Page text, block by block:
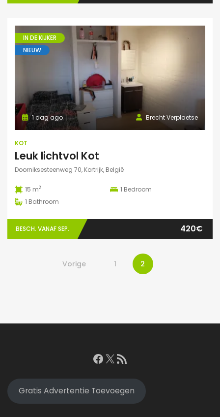
IN DE KIJKER
NIEUW
Brecht Verplaetse
1 dag ago
KOT
Leuk lichtvol Kot
Doorniksesteenweg 70, Kortrijk, België
15 m2 1 Bedroom
1 Bathroom
BESCH. VANAF SEP. 420€
Vorige 1 2
Facebook
X RSS feed
Gratis Advertentie Toevoegen